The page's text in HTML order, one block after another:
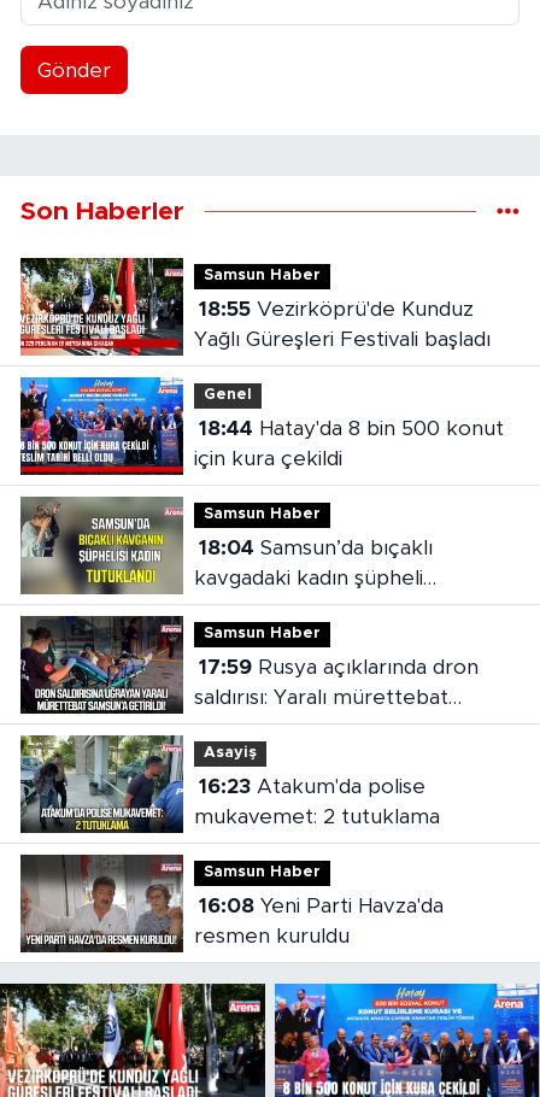
Gönder
Son Haberler
Samsun Haber
18:55Vezirköprü'de Kunduz
Yağlı Güreşleri Festivali başladı
Genel
18:44
için kura çekildi
Samsun Haber
18:04
kavgadaki kadın şüpheli
tutuklandı
Samsun Haber
17:59Rusya açıklarında dron
saldırısı: Yaralı mürettebat
Samsun'a getirildi
Asayiş
16:23Atakum'da polise
mukavemet: 2 tutuklama
Samsun Haber
16:08Yeni Parti Havza'da
resmen kuruldu